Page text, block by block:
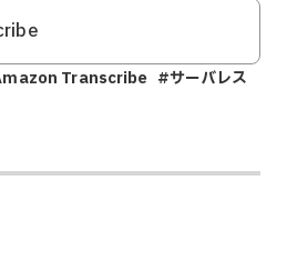
Transcribe #サーバレス